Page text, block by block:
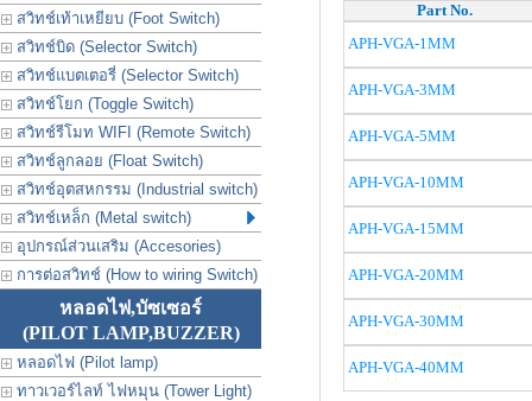
สวิทช์เท้าเหยียบ (Foot Switch)
สวิทช์บิด (Selector Switch)
สวิทช์แบตเตอรี่ (Selector Switch)
สวิทช์โยก (Toggle Switch)
สวิทช์รีโมท WIFI (Remote Switch)
สวิทช์ลูกลอย (Float Switch)
สวิทช์อุตสหกรรม (Industrial switch)
สวิทช์เหล็ก (Metal switch)
อุปกรณ์ส่วนเสริม (Accesories)
การต่อสวิทช์ (How to wiring Switch)
หลอดไฟ,บัซเซอร์
(PILOT LAMP,BUZZER)
หลอดไฟ (Pilot lamp)
ทาวเวอร์ไลท์ ไฟหมุน (Tower Light)
Part No.
APH-VGA-1MM
APH-VGA-3MM
APH-VGA-5MM
APH-VGA-10MM
APH-VGA-15MM
APH-VGA-20MM
APH-VGA-30MM
APH-VGA-40MM